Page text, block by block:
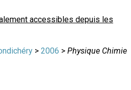
accessibles depuis les
> 2006 > Physique Chimie